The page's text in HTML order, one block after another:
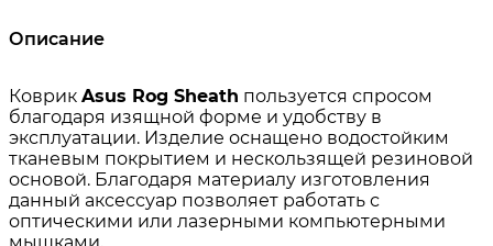
Описание